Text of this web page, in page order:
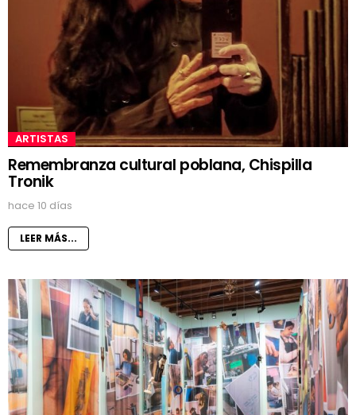
ARTISTAS
Remembranza cultural poblana, Chispilla
Tronik
hace 10 días
LEER MÁS...